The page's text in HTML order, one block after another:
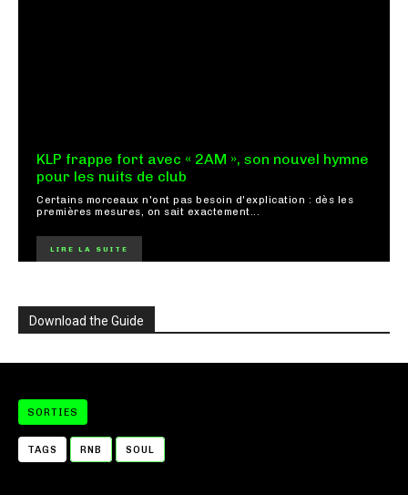
KLP frappe fort avec « 2AM », son nouvel hymne
pour les nuits de club
Certains morceaux n'ont pas besoin d'explication : dès les
premières mesures, on sait exactement...
LIRE LA SUITE
Download the Guide
SORTIES
TAGS RNB SOUL